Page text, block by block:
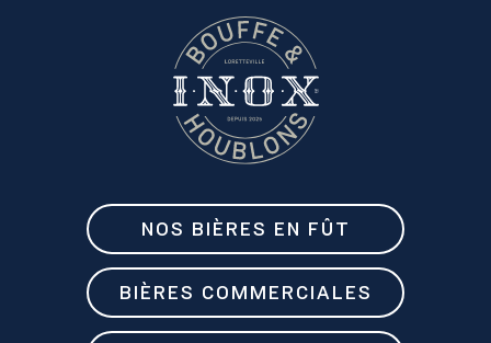
NOS BIÈRES EN FÛT
BIÈRES COMMERCIALES